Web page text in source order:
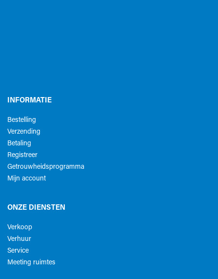
INFORMATIE
Bestelling
Verzending
Betaling
Registreer
Getrouwheidsprogramma
Mijn account
ONZE DIENSTEN
Verkoop
Verhuur
Service
Meeting ruimtes